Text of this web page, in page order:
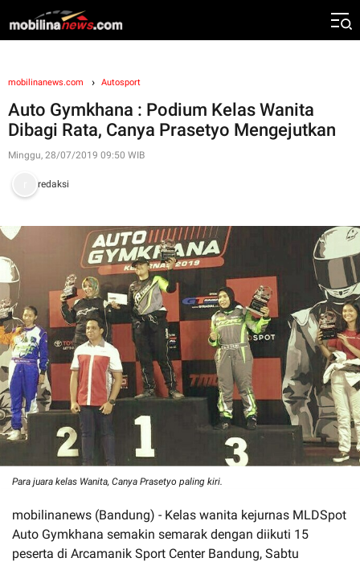
mobilinanews.com Autosport
Auto Gymkhana : Podium Kelas Wanita
Dibagi Rata, Canya Prasetyo Mengejutkan
Minggu, 28/07/2019 09:50 WIB
redaksi
Para juara kelas Wanita, Canya Prasetyo paling kiri.
mobilinanews (Bandung) - Kelas wanita kejurnas MLDSpot
Auto Gymkhana semakin semarak dengan diikuti 15
peserta di Arcamanik Sport Center Bandung, Sabtu